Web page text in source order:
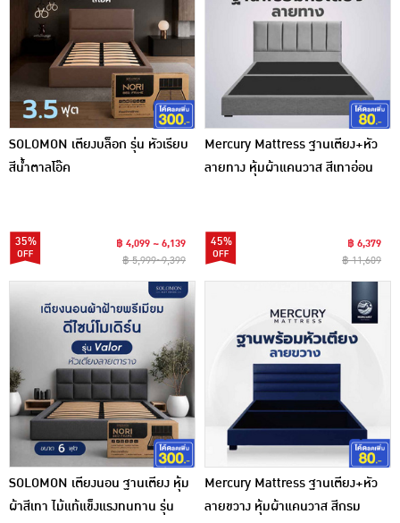
อาหารสด ผัก ผลไม้และเบเกอรี่
SOLOMON เตียงบล็อก รุ่น หัวเรียบ
สีน้ำตาลโอ๊ค
35%
฿ 4,099 ~ 6,139
฿ 5,999~9,399
Mercury Mattress ฐานเตียง+หัว
ลายทาง หุ้มผ้าแคนวาส สีเทาอ่อน
45%
฿ 6,379
฿ 11,609
SOLOMON เตียงนอน ฐานเตียง หุ้ม
ผ้าสีเทา ไม้แท้แข็งแรงทนทาน รุ่น
Mercury Mattress ฐานเตียง+หัว
ลายขวาง หุ้มผ้าแคนวาส สีกรม